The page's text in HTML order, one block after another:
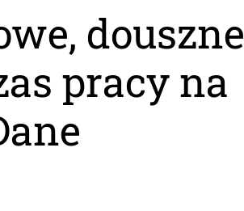
douszne
pracy na